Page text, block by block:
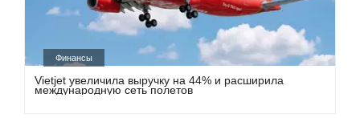
Финансы
Vietjet увеличила выручку на 44% и расширила
международную сеть полетов